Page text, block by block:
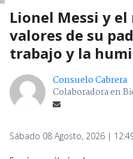
Lionel Messi y
valores de su
trabajo y la
Consuelo Cabrera
Colaboradora en
Sábado 08 Agosto, 2026 |